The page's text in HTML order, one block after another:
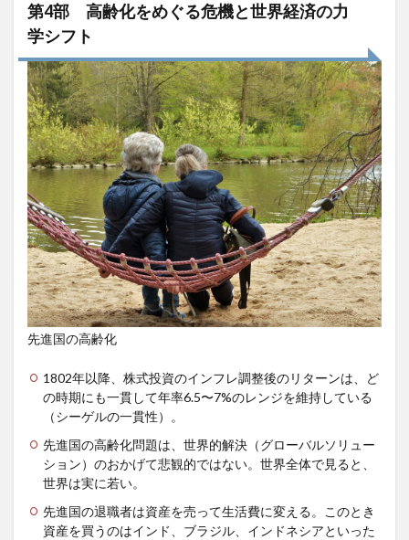
第4部 高齢化をめぐる危機と世界経済の力
学シフト
先進国の高齢化
1802年以降、株式投資のインフレ調整後のリターンは、ど
の時期にも一貫して年率6.5〜7%のレンジを維持している
（シーゲルの一貫性）。
先進国の高齢化問題は、世界的解決（グローバルソリュー
ション）のおかげて悲観的ではない。世界全体で見ると、
世界は実に若い。
先進国の退職者は資産を売って生活費に変える。このとき
資産を買うのはインド、ブラジル、インドネシアといった